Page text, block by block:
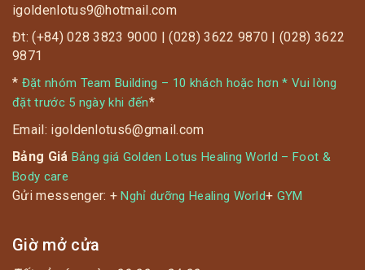
igoldenlotus9@hotmail.com
Đt: (+84) 028 3823 9000 | (028) 3622 9870 | (028) 3622
9871
* Đặt nhóm Team Building – 10 khách hoặc hơn * Vui lòng
đặt trước 5 ngày khi đến*
Email: igoldenlotus6@gmail.com
Bảng Giá Bảng giá Golden Lotus Healing World – Foot &
Body care
Gửi messenger: +Nghỉ dưỡng Healing World+ GYM
Giờ mở cửa